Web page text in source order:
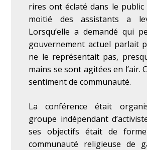
rires ont éclaté dans le
moitié des assistants a
Lorsqu’elle a demandé qui
gouvernement actuel parlait
ne le représentait pas,
mains se sont agitées en l’air.
sentiment de communauté.
La conférence était
groupe indépendant
ses objectifs était de
communauté religieuse de